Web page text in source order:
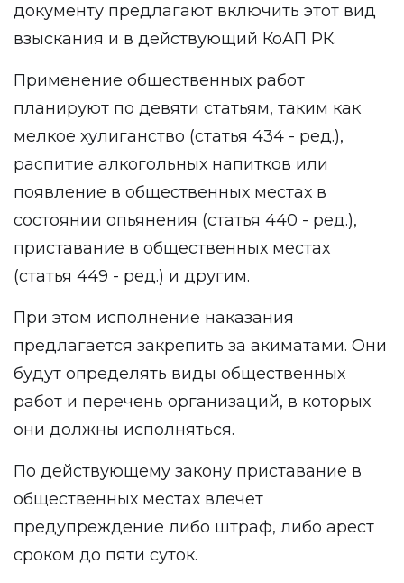
документу предлагают включить этот вид
взыскания и в действующий КоАП РК.
Применение общественных работ
планируют по девяти статьям, таким как
мелкое хулиганство (статья 434 - ред.),
распитие алкогольных напитков или
появление в общественных местах в
состоянии опьянения (статья 440 - ред.),
приставание в общественных местах
(статья 449 - ред.) и другим.
При этом исполнение наказания
предлагается закрепить за акиматами. Они
будут определять виды общественных
работ и перечень организаций, в которых
они должны исполняться.
По действующему закону приставание в
общественных местах влечет
предупреждение либо штраф, либо арест
сроком до пяти суток.